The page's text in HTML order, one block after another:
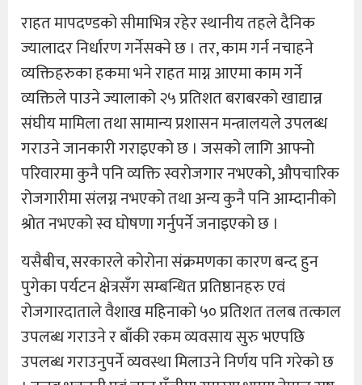
राहत मापदण्डको सीमाभित्र रहेर स्थानीय तहले दैनिक
ज्यालादर निर्धारण गर्नेसक्ने छ । तर, काम गर्न नचाहने
व्यक्तिहरुका हकमा भने राहत माग्न आएमा काम गर्ने
व्यक्तिले पाउने ज्यालाको २५ प्रतिशत बराबरको खाद्यान्न
संघीय मामिला तथा सामान्य प्रशासन मन्त्रालयले उपलब्ध
गराउने जानकारी गराइएको छ । जसको लागि आफ्नो
परिवारमा कुनै पनि व्यक्ति स्वरोजगार नभएको, औपचारिक
रोजगारीमा संलग्न नभएको तथा अन्य कुनै पनि आम्दानीको
श्रोत नभएको स्व घोषणा गर्नुपर्ने जनाइएको छ ।
यसैबीच, सरकारले कोरोना संक्रमणका कारण बन्द हुन
पुगेका पर्यटन क्षेत्रसँग सम्बन्धित प्रतिष्ठानहरु एवं
रोजगारदाताले वैशाख महिनाको ५० प्रतिशत तलब तत्काल
उपलब्ध गराउने र बाँकी रकम व्यवसाय सुरु भएपछि
उपलब्ध गराउनुपर्ने व्यवस्था मिलाउने निर्णय पनि गरेको छ